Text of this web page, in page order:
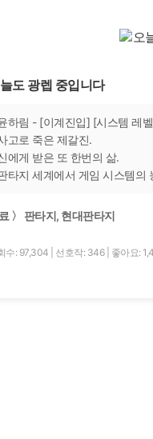
도 광렙 중입니다
하림 - [이계진입] [시스템 레
고로 죽은 제갈진.
에게 받은 또 한번의 삶.
타지 세계에서 게임 시스템의
〉 판타지, 현대판타지
수: 97,304 선호작: 346 좋아요: